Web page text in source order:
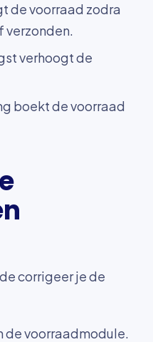
de voorraad zodra
verhoogt de
boekt de voorraad
corrigeer je de
de voorraadmodule.